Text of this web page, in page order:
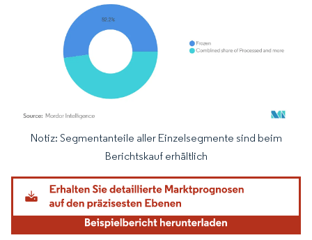
Bild © Mordor Intelligence. Wiederverwendung erfordert Namensnennung
Notiz: Segmentanteile aller Einzelsegmente sind beim
Berichtskauf erhältlich